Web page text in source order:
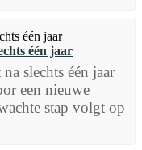
één jaar
slechts één jaar
een nieuwe
stap volgt op